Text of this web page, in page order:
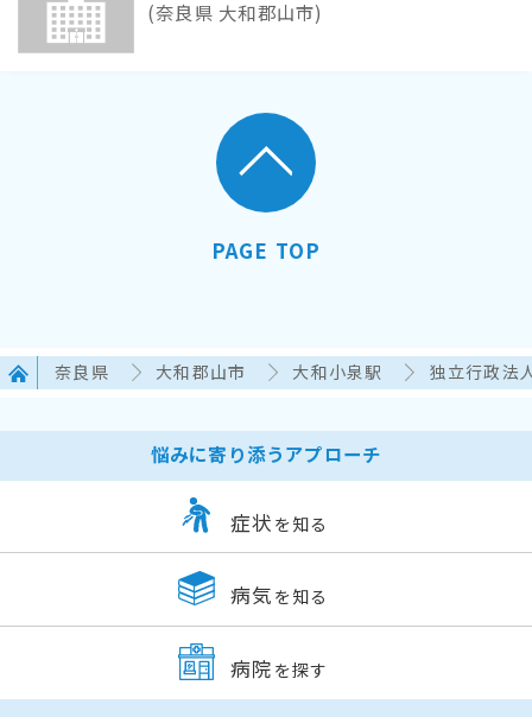
(奈良県 大和郡山市)
PAGE TOP
奈良県 大和郡山市 大和小泉駅 独立行政法
悩みに寄り添うアプローチ
症状 を知る
病気 を知る
病院 を探す